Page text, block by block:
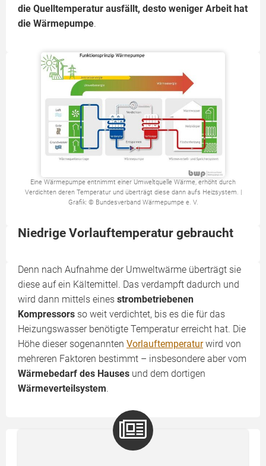
die Quelltemperatur ausfällt, desto weniger Arbeit hat
die Wärmepumpe.
Eine Wärmepumpe entnimmt einer Umweltquelle Wärme, erhöht durch
Verdichten deren Temperatur und überträgt diese dann aufs Heizsystem. |
Grafik: © Bundesverband Wärmepumpe e. V.
Niedrige Vorlauftemperatur gebraucht
Denn nach Aufnahme der Umweltwärme überträgt sie
diese auf ein Kältemittel. Das verdampft dadurch und
wird dann mittels eines strombetriebenen
Kompressors so weit verdichtet, bis es die für das
Heizungswasser benötigte Temperatur erreicht hat. Die
Höhe dieser sogenannten Vorlauftemperaturwird von
mehreren Faktoren bestimmt – insbesondere aber vom
Wärmebedarf des Hauses und dem dortigen
Wärmeverteilsystem.